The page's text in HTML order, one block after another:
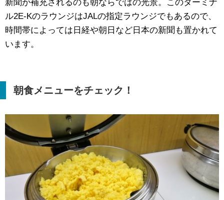
新聞が補充されるのも朝ならではの光景。このターミナ
ル2E-KのラウンジはJALの指定ラウンジでもあるので、
時間帯によっては日経や朝日など日本の新聞も置かれて
います。
朝食メニューをチェック！